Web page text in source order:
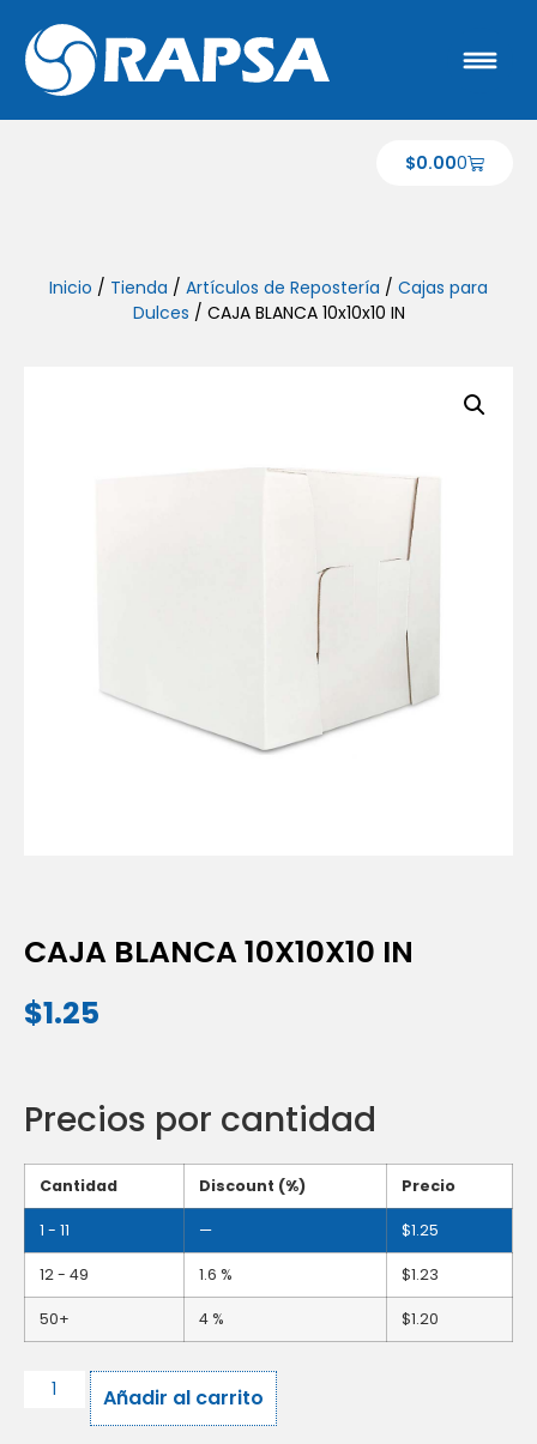
$0.000
Inicio / Tienda / Artículos de Repostería / Cajas para
Dulces / CAJA BLANCA 10x10x10 IN
CAJA BLANCA 10X10X10 IN
$1.25
Precios por cantidad
Cantidad Discount (%) Precio
1 - 11 — $1.25
12 - 49 1.6 % $1.23
50+ 4 % $1.20
Añadir al carrito